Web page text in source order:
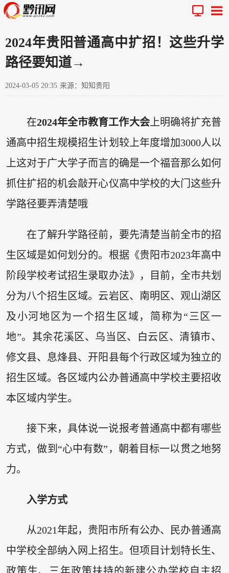
2024年贵阳普通高中扩招！这些升学
路径要知道→
2024-03-05 20:35 来源：知知贵阳
在2024年全市教育工作大会上明确将扩充普
通高中招生规模招生计划较上年度增加3000人以
上这对于广大学子而言的确是一个福音那么如何
抓住扩招的机会敲开心仪高中学校的大门这些升
学路径要弄清楚哦
在了解升学路径前，要先清楚当前全市的招
生区域是如何划分的。根据《贵阳市2023年高中
阶段学校考试招生录取办法》，目前，全市共划
分为八个招生区域。云岩区、南明区、观山湖区
及小河地区为一个招生区域，简称为“三区一
地”。其余花溪区、乌当区、白云区、清镇市、
修文县、息烽县、开阳县每个行政区域为独立的
招生区域。各区域内公办普通高中学校主要招收
本区域内学生。
接下来，具体说一说报考普通高中都有哪些
方式，做到“心中有数”，朝着目标一以贯之地努
力。
入学方式
从2021年起，贵阳市所有公办、民办普通高
中学校全部纳入网上招生。但项目计划特长生、